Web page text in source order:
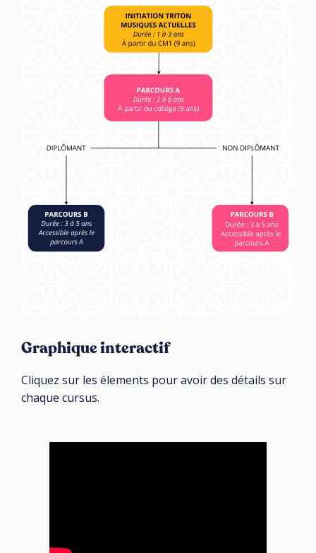
Graphique interactif
Cliquez sur les élements pour avoir des détails sur
chaque cursus.